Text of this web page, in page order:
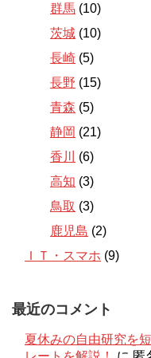
群馬 (10)
茨城 (10)
長崎 (5)
長野 (15)
青森 (5)
静岡 (21)
香川
(6)
高知 (3)
鳥取 (3)
鹿児島 (2)
ＩＴ・スマホ (9)
最近のコメント
夏休みの自由研究を